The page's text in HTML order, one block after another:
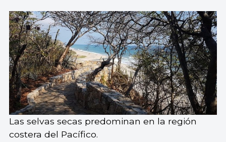
Las selvas secas predominan en la región
costera del Pacífico.